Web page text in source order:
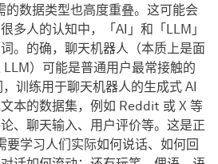
的数据类型也高度重叠。这可能会
多人的认知中，「AI」和「LLM」
词。的确，聊天机器人（本质上是面
）可能是普通用户最常接触的
训练用于聊天机器人的生成式 AI
本的数据集，例如 Reddit 或 X 等
、聊天输入、用户评价等。这是正
要学习人们实际如何说话、如何回